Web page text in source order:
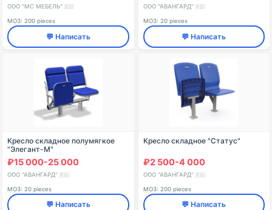
ООО "МС МЕБЕЛЬ" 🇷🇺
МОЗ: 200 pieces
💬 Написать
ООО "АВАНГАРД" 🇷🇺
МОЗ: 20 pieces
💬 Написать
Кресло складное полумягкое
"Элегант-М"
₽15 000-25 000
ООО "АВАНГАРД" 🇷🇺
МОЗ: 20 pieces
💬 Написать
Кресло складное "Статус"
₽2 500-4 000
ООО "АВАНГАРД" 🇷🇺
МОЗ: 200 pieces
💬 Написать